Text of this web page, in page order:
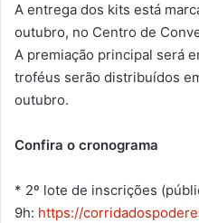
A entrega dos kits está
outubro, no Centro de
A premiação principal será
troféus serão distribuídos
outubro.
Confira o cronograma
* 2º lote de inscrições
9h: https://